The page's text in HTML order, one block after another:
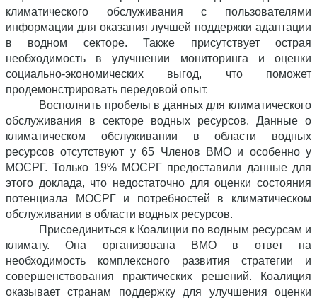
климатического обслуживания с пользователями
информации для оказания лучшей поддержки адаптации
в водном секторе. Также присутствует острая
необходимость в улучшении мониторинга и оценки
социально-экономических выгод, что поможет
продемонстрировать передовой опыт.
Восполнить пробелы в данных для климатического
обслуживания в секторе водных ресурсов. Данные о
климатическом обслуживании в области водных
ресурсов отсутствуют у 65 Членов ВМО и особенно у
МОСРГ. Только 19% МОСРГ предоставили данные для
этого доклада, что недостаточно для оценки состояния
потенциала МОСРГ и потребностей в климатическом
обслуживании в области водных ресурсов.
Присоединиться к Коалиции по водным ресурсам и
климату. Она организована ВМО в ответ на
необходимость комплексного развития стратегии и
совершенствования практических решений. Коалиция
оказывает странам поддержку для улучшения оценки